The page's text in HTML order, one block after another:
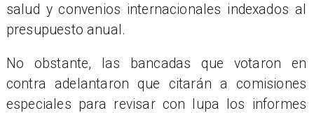
salud y convenios internacionales indexados al
presupuesto anual.
No obstante, las bancadas que votaron en
contra adelantaron que citarán a comisiones
especiales para revisar con lupa los informes